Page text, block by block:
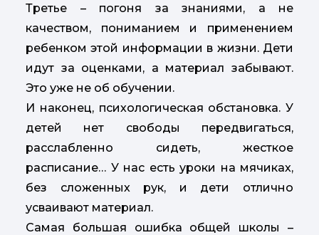
Третье – погоня за знаниями, а не
качеством, пониманием и применением
ребенком этой информации в жизни. Дети
идут за оценками, а материал забывают.
Это уже не об обучении.
И наконец, психологическая обстановка. У
детей нет свободы передвигаться,
расслабленно сидеть, жесткое
расписание… У нас есть уроки на мячиках,
без сложенных рук, и дети отлично
усваивают материал.
Самая большая ошибка общей школы –